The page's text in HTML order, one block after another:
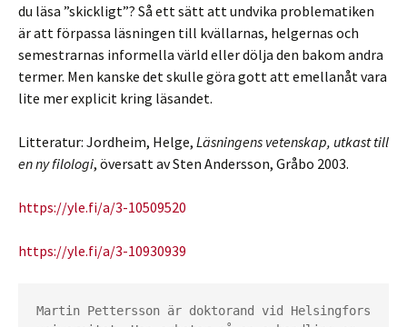
du läsa ”skickligt”? Så ett sätt att undvika problematiken
är att förpassa läsningen till kvällarnas, helgernas och
semestrarnas informella värld eller dölja den bakom andra
termer. Men kanske det skulle göra gott att emellanåt vara
lite mer explicit kring läsandet.
Litteratur: Jordheim, Helge, Läsningens vetenskap, utkast till
en ny filologi, översatt av Sten Andersson, Gråbo 2003.
https://yle.fi/a/3-10509520
https://yle.fi/a/3-10930939
Martin Pettersson är doktorand vid Helsingfors